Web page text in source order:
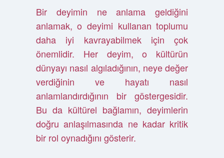
Bir deyimin ne anlama geldiğini
anlamak, o deyimi kullanan toplumu
daha iyi kavrayabilmek için çok
önemlidir. Her deyim, o kültürün
dünyayı nasıl algıladığının, neye değer
verdiğinin ve hayatı nasıl
anlamlandırdığının bir göstergesidir.
Bu da kültürel bağlamın, deyimlerin
doğru anlaşılmasında ne kadar kritik
bir rol oynadığını gösterir.